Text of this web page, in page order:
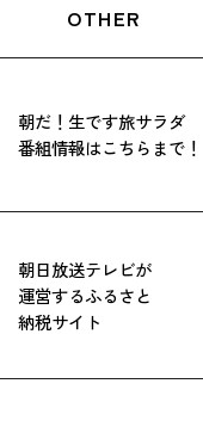
OTHER
朝だ！生です旅サラダ
番組情報はこちらまで！
朝日放送テレビが
運営するふるさと
納税サイト